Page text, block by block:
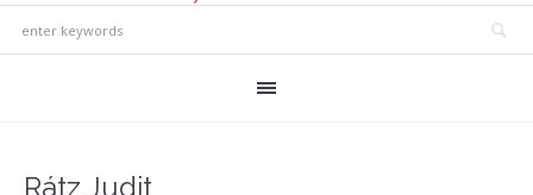
Rátz Judit